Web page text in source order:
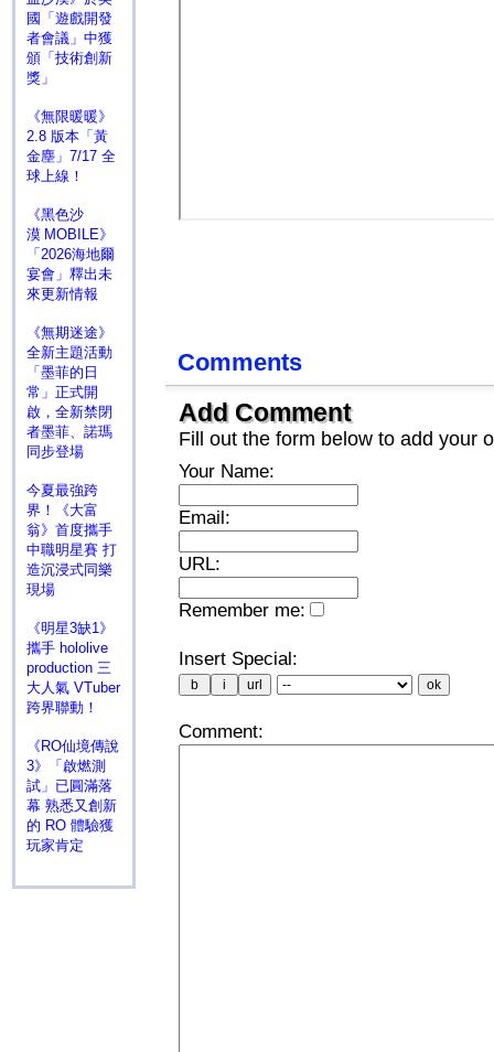
國「遊戲開發
者會議」中獲
頒「技術創新
獎」
《無限暖暖》
2.8 版本「黃
金塵」7/17 全
球上線！
《黑色沙
漠 MOBILE》
「2026海地爾
宴會」釋出未
來更新情報
《無期迷途》
全新主題活動
「墨菲的日
常」正式開
啟，全新禁閉
者墨菲、諾瑪
同步登場
今夏最強跨
界！《大富
翁》首度攜手
中職明星賽 打
造沉浸式同樂
現場
《明星3缺1》
攜手 hololive
production 三
大人氣 VTuber
跨界聯動！
《RO仙境傳說
3》「啟燃測
試」已圓滿落
幕 熟悉又創新
的 RO 體驗獲
玩家肯定
Comments
Add Comment
Fill out the form below to add your
Your Name:
Email:
URL:
Remember me:
Insert Special:
Comment: